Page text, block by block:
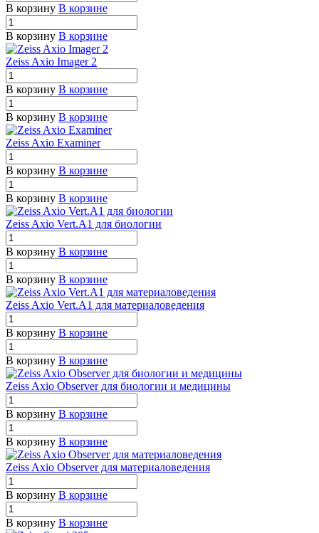
В корзину В корзине
В корзину В корзине
Zeiss Axio Imager 2
В корзину В корзине
В корзину В корзине
Zeiss Axio Examiner
В корзину В корзине
В корзину В корзине
Zeiss Axio Vert.A1 для биологии
В корзину В корзине
В корзину В корзине
Zeiss Axio Vert.A1 для материаловедения
В корзину В корзине
В корзину В корзине
Zeiss Axio Observer для биологии и медицины
В корзину В корзине
В корзину В корзине
Zeiss Axio Observer для материаловедения
В корзину В корзине
В корзину В корзине